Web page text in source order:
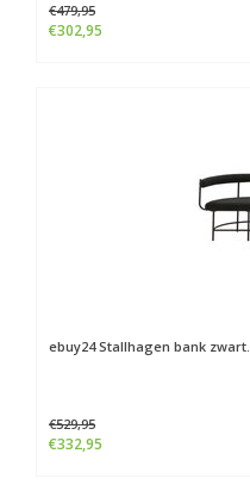
€479,95
€302,95
ebuy24Stallhagen bank zwart.
€529,95
€332,95